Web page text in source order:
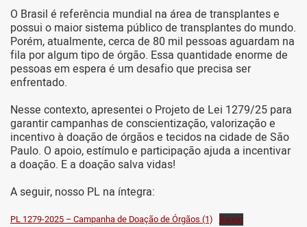
O Brasil é referência mundial na área de transplantes e
possui o maior sistema público de transplantes do mundo.
Porém, atualmente, cerca de 80 mil pessoas aguardam na
fila por algum tipo de órgão. Essa quantidade enorme de
pessoas em espera é um desafio que precisa ser
enfrentado.
Nesse contexto, apresentei o Projeto de Lei 1279/25 para
garantir campanhas de conscientização, valorização e
incentivo à doação de órgãos e tecidos na cidade de São
Paulo. O apoio, estímulo e participação ajuda a incentivar
a doação. E a doação salva vidas!
A seguir, nosso PL na íntegra:
PL 1279-2025 – Campanha de Doação de Órgãos (1) Baixar